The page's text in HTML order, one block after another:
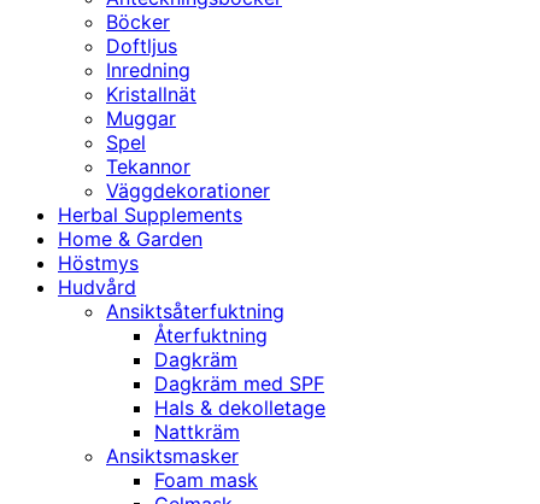
Böcker
Doftljus
Inredning
Kristallnät
Muggar
Spel
Tekannor
Väggdekorationer
Herbal Supplements
Home & Garden
Höstmys
Hudvård
Ansiktsåterfuktning
Återfuktning
Dagkräm
Dagkräm med SPF
Hals & dekolletage
Nattkräm
Ansiktsmasker
Foam mask